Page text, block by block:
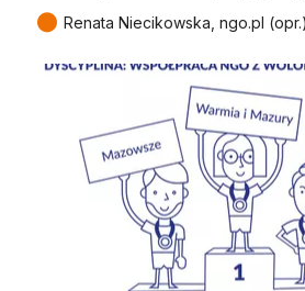
● Renata Niecikowska, ngo.pl (opr.)